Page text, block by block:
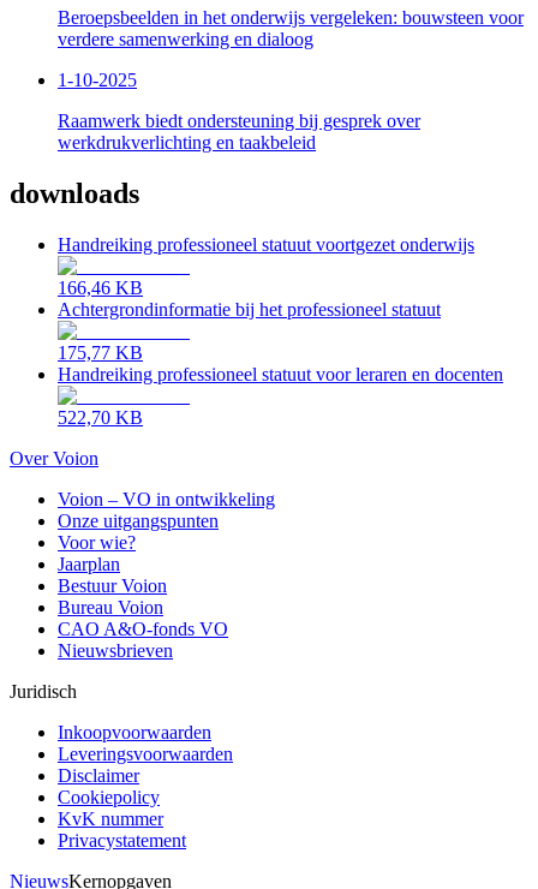
Beroepsbeelden in het onderwijs vergeleken: bouwsteen voor
verdere samenwerking en dialoog
1-10-2025
Raamwerk biedt ondersteuning bij gesprek over
werkdrukverlichting en taakbeleid
downloads
Handreiking professioneel statuut voortgezet onderwijs
166,46 KB
Achtergrondinformatie bij het professioneel statuut
175,77 KB
Handreiking professioneel statuut voor leraren en docenten
522,70 KB
Over Voion
Voion – VO in ontwikkeling
Onze uitgangspunten
Voor wie?
Jaarplan
Bestuur Voion
Bureau Voion
CAO A&O-fonds VO
Nieuwsbrieven
Juridisch
Inkoopvoorwaarden
Leveringsvoorwaarden
Disclaimer
Cookiepolicy
KvK nummer
Privacystatement
NieuwsKernopgaven